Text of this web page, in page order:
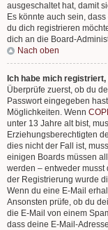
ausgeschaltet hat, damit
Es könnte auch sein,
du dich registrieren
dich an die Board-
Nach oben
Ich habe mich
Überprüfe zuerst, ob du
Passwort eingegeben
Möglichkeiten. Wenn
unter 13 Jahre alt bist,
Erziehungsberechtigten
dies nicht der Fall ist,
einigen Boards müssen
werden – entweder musst
der Registrierung wurde
Wenn du eine E-Mail
Ansonsten prüfe, ob du
die E-Mail von einem
dass deine E-Mail-